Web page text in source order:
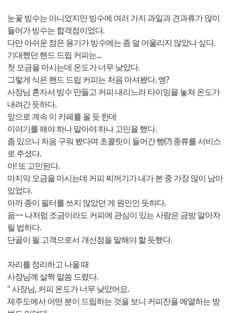
눈꽃 빙수는 아니었지만 빙수에 여러 가지 과일과 견과류가 많이
들어가 빙수는 합격점이었다.
다만 아쉬운 점은 용기가 빙수에는 좀 덜 어울리지 않았나 싶다.
기대했던 핸드 드립 커피는...
첫 모금을 마시는데 온도가 너무 낮았다.
그렇게 식은 핸드 드립 커피는 처음 마셔봤다. 엥?
사장님 혼자서 빙수 만들고 커피 내리느라 타이밍을 놓쳐 온도가
내려간 듯하다.
앞으로 계속 이 카페를 올 듯 한데
이야기를 해야 하나 말아야 하나 고민을 했다.
좀 있으니 처음 구워 봤다며 초콜릿이 들어간 빵(?) 종류를 서비스
로 주셨다.
아! 또 고민된다.
마지막 모금을 마시는데 커피 찌꺼기가 내가 본 중 가장 많이 남아
있었다.
아까 종이 필터를 쓰지 않았던 게 원인인 듯하다.
음~~ 나처럼 조금이라도 커피에 관심이 있는 사람은 금방 알아차
릴 법하다.
단골이 될 고객으로서 개선점을 말해야 할 듯했다.
자리를 정리하고 나올 때
사장님께 살짝 말씀 드렸다.
" 사장님, 커피 온도가 너무 낮았어요.
제주도에서 어떤 분이 드립하는 것을 보니 커피잔을 예열하는 방